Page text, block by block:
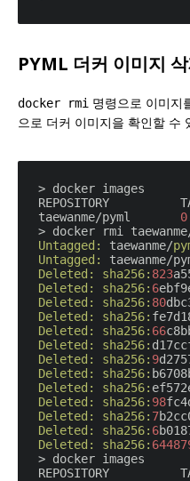
PYML 더커 이미지
docker rmi 명령으로 이미지
으로 더커 이미지을 확인할 수
> docker images
REPOSITORY
taewanme/pyml
> docker rmi
Untagged:
taewanme/
Untagged:
taewanme/
Deleted:
sha256: 823
Deleted:
sha256: 6
Deleted:
sha256: 80
Deleted:
sha256:
Deleted:
sha256: 66
Deleted:
sha256:
Deleted:
sha256: 9
Deleted:
sha256:
Deleted:
sha256:
Deleted:
sha256: 98
Deleted:
sha256: 7
Deleted:
sha256: 6
Deleted:
sha256:
> docker images
REPOSITORY